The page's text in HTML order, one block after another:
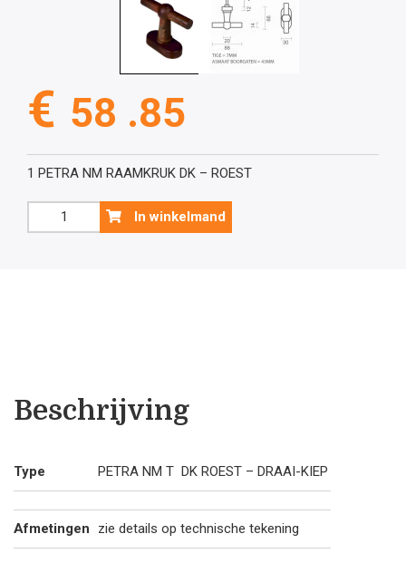
€ 58 .85
1 PETRA NM RAAMKRUK DK – ROEST
Raamkruk,
PETRA
In winkelmand
Beschrijving
Type PETRA NM T DK ROEST – DRAAI-KIEP
Afmetingen zie details op technische tekening